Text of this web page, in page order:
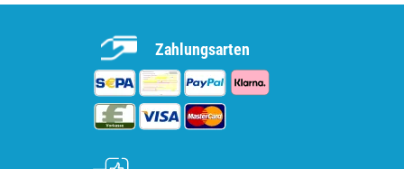
Zahlungsarten